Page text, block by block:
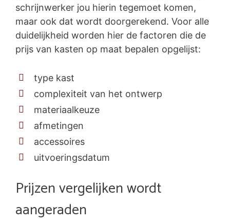
schrijnwerker jou hierin tegemoet komen,
maar ook dat wordt doorgerekend. Voor alle
duidelijkheid worden hier de factoren die de
prijs van kasten op maat bepalen opgelijst:
type kast
complexiteit van het ontwerp
materiaalkeuze
afmetingen
accessoires
uitvoeringsdatum
Prijzen vergelijken wordt
aangeraden